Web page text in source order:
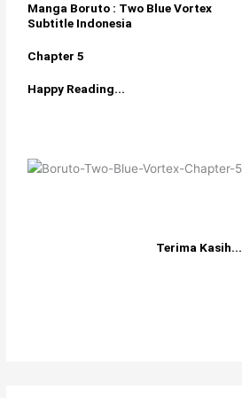
Manga Boruto : Two Blue Vortex
Subtitle Indonesia
Chapter 5
Happy Reading...
Terima Kasih...